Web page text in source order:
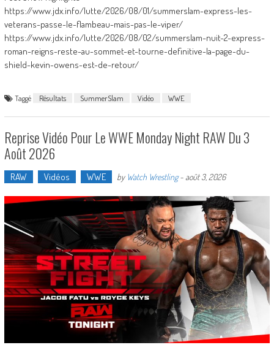
https://www.jdx.info/lutte/2026/08/01/summerslam-express-les-
veterans-passe-le-flambeau-mais-pas-le-viper/
https://www.jdx.info/lutte/2026/08/02/summerslam-nuit-2-express-
roman-reigns-reste-au-sommet-et-tourne-definitive-la-page-du-
shield-kevin-owens-est-de-retour/
Taggé Résultats SummerSlam Vidéo WWE
Reprise Vidéo Pour Le WWE Monday Night RAW Du 3
Août 2026
RAW Vidéos WWE by Watch Wrestling- août 3, 2026